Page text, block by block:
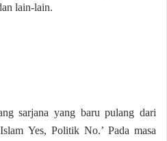
lain-lain.
sarjana yang baru pulang dari
Yes, Politik No.’ Pada masa